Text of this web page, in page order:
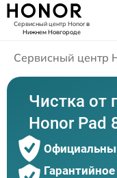
Сервисный центр Honorв
Нижнем Новгороде
Сервисный центр
Чистка от
Honor Pad